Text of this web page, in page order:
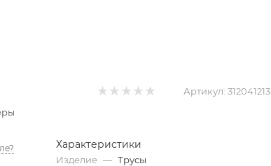
Артикул:
Характеристики
Изделие — Трусы